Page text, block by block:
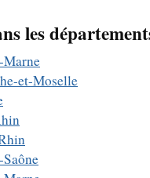
les
Marne
et-Moselle